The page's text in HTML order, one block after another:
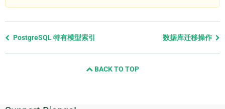
Previous
PostgreSQL 特有模型索引 数据库迁移操作
BACK TO TOP